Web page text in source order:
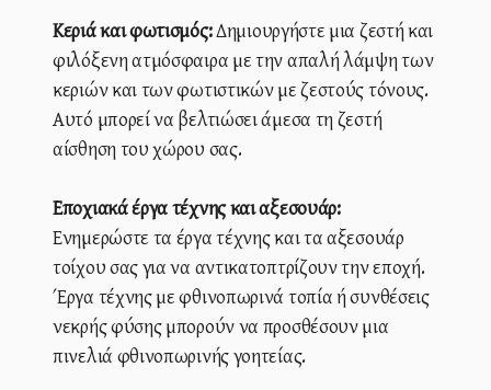
Κεριά και φωτισμός:Δημιουργήστε μια ζεστή και
φιλόξενη ατμόσφαιρα με την απαλή λάμψη των
κεριών και των φωτιστικών με ζεστούς τόνους.
Αυτό μπορεί να βελτιώσει άμεσα τη ζεστή
αίσθηση του χώρου σας.
Εποχιακά έργα τέχνης και αξεσουάρ:
Ενημερώστε τα έργα τέχνης και τα αξεσουάρ
τοίχου σας για να αντικατοπτρίζουν την εποχή.
Έργα τέχνης με φθινοπωρινά τοπία ή συνθέσεις
νεκρής φύσης μπορούν να προσθέσουν μια
πινελιά φθινοπωρινής γοητείας.